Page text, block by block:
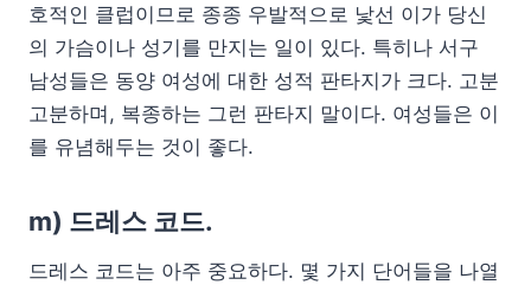
호적인 클럽이므로 종종 우발적으로 낯선 이가 당신
의 가슴이나 성기를 만지는 일이 있다. 특히나 서구
남성들은 동양 여성에 대한 성적 판타지가 크다. 고분
고분하며, 복종하는 그런 판타지 말이다. 여성들은 이
를 유념해두는 것이 좋다.
m) 드레스 코드.
드레스 코드는 아주 중요하다. 몇 가지 단어들을 나열